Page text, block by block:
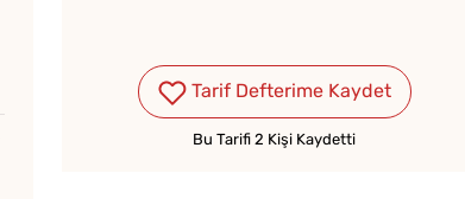
Tarif Defterime Kaydet
Bu Tarifi 2 Kişi Kaydetti
Bayat Ekmeği Saniyeler
İçinde Taze Hale Getiren